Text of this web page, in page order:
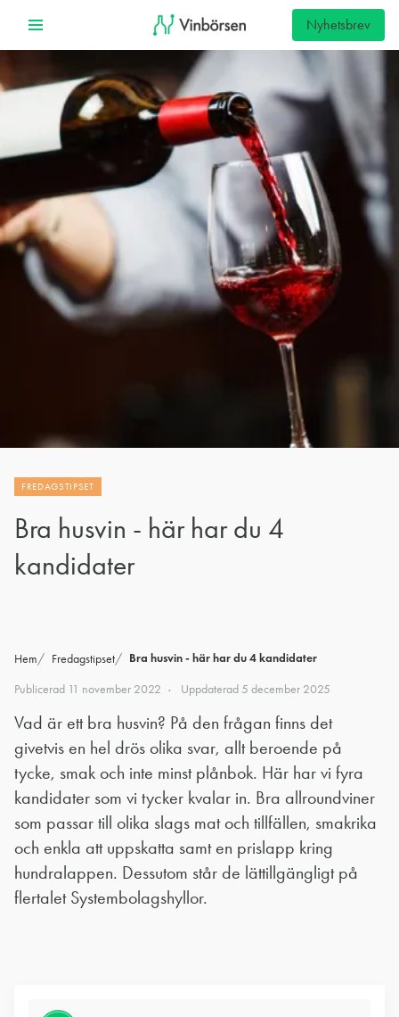
Nyhetsbrev
FREDAGSTIPSET
Bra husvin - här har du 4
kandidater
Hem Fredagstipset Bra husvin - här har du 4 kandidater
Publicerad 11 november 2022 Uppdaterad5 december 2025
Vad är ett bra husvin? På den frågan finns det
givetvis en hel drös olika svar, allt beroende på
tycke, smak och inte minst plånbok. Här har vi fyra
kandidater som vi tycker kvalar in. Bra allroundviner
som passar till olika slags mat och tillfällen, smakrika
och enkla att uppskatta samt en prislapp kring
hundralappen. Dessutom står de lättillgängligt på
flertalet Systembolagshyllor.